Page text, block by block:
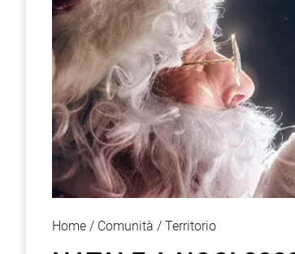
Home Comunità Territorio